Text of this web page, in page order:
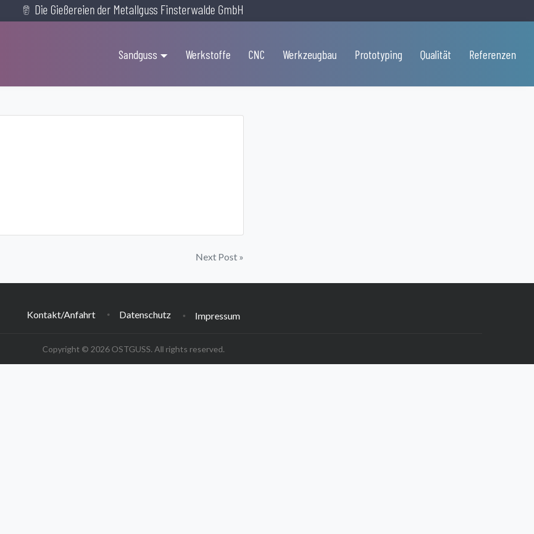
Die Gießereien der Metallguss Finsterwalde GmbH
Sandguss Werkstoffe CNC Werkzeugbau Prototyping Qualität Referenzen
Next Post »
Kontakt/Anfahrt Datenschutz Impressum
Copyright © 2026 OSTGUSS. All rights reserved.